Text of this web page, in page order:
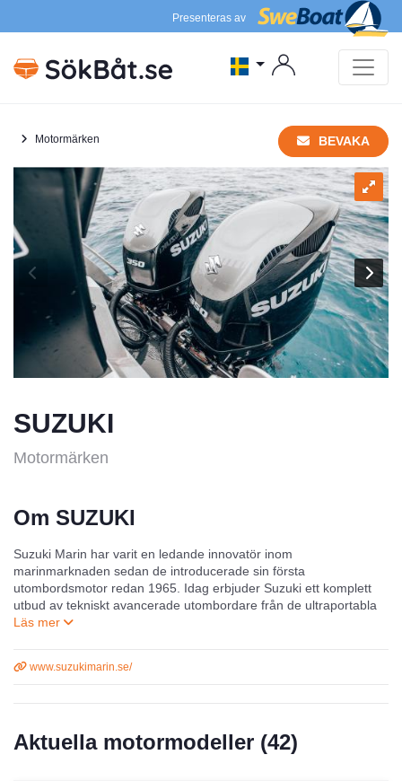
Presenteras av
Motormärken BEVAKA
SUZUKI
Motormärken
Om SUZUKI
Suzuki Marin har varit en ledande innovatör inom
marinmarknaden sedan de introducerade sin första
utombordsmotor redan 1965. Idag erbjuder Suzuki ett komplett
utbud av tekniskt avancerade utombordare från de ultraportabla
2,5 hästkrafterna till vårt flaggskepp DF350 V6. Suzuki fortsätter
erbjuder Suzuki hela 7 års motorgaranti.
www.suzukimarin.se/
Aktuella motormodeller (42)